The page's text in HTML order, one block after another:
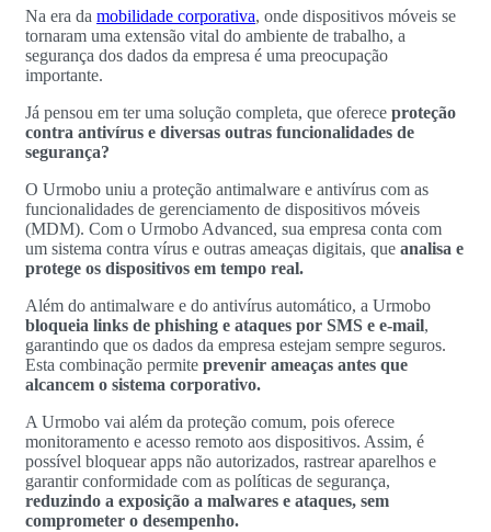
Na era da mobilidade corporativa, onde dispositivos móveis se
tornaram uma extensão vital do ambiente de trabalho, a
segurança dos dados da empresa é uma preocupação
importante.
Já pensou em ter uma solução completa, que oferece proteção
contra antivírus e diversas outras funcionalidades de
segurança?
O Urmobo uniu a proteção antimalware e antivírus com as
funcionalidades de gerenciamento de dispositivos móveis
(MDM). Com o Urmobo Advanced, sua empresa conta com
um sistema contra vírus e outras ameaças digitais, que analisa e
protege os dispositivos em tempo real.
Além do antimalware e do antivírus automático, a Urmobo
bloqueia links de phishing e ataques por SMS e e-mail,
garantindo que os dados da empresa estejam sempre seguros.
Esta combinação permite prevenir ameaças antes que
alcancem o sistema corporativo.
A Urmobo vai além da proteção comum, pois oferece
monitoramento e acesso remoto aos dispositivos. Assim, é
possível bloquear apps não autorizados, rastrear aparelhos e
garantir conformidade com as políticas de segurança,
reduzindo a exposição a malwares e ataques, sem
comprometer o desempenho.